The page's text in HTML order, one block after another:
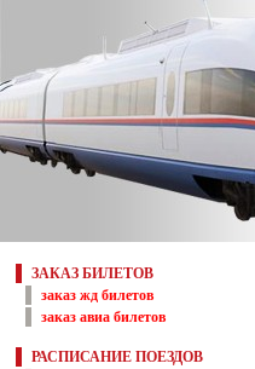
ЗАКАЗ БИЛЕТОВ
заказ жд билетов
заказ авиа билетов
РАСПИСАНИЕ ПОЕЗДОВ